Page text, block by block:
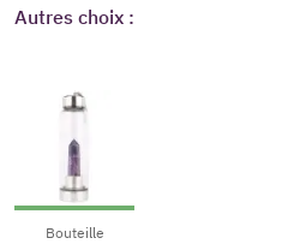
Autres choix :
Bouteille